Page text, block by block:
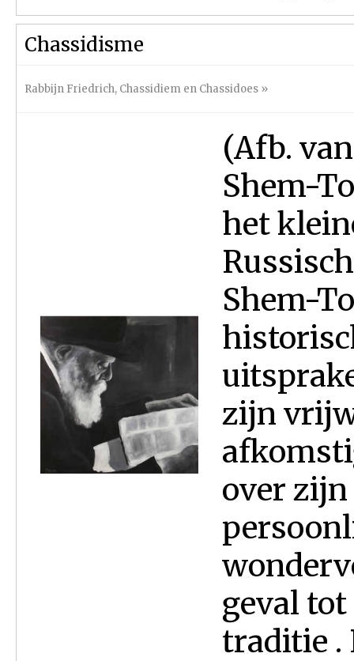
Chassidisme
Rabbijn Friedrich, Chassidiem en Chassidoes »
(Afb.
Shem-
het
Shem-
zijn
over
geval tot
traditie .